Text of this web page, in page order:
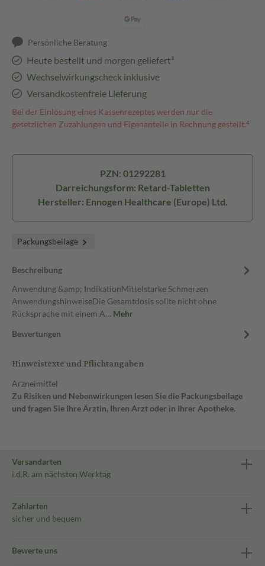
Persönliche Beratung
Heute bestellt und morgen geliefert³
Wechselwirkungscheck inklusive
Versandkostenfreie Lieferung
Bei der Einlösung eines Kassenrezeptes werden nur die
gesetzlichen Zuzahlungen und Eigenanteile in Rechnung gestellt.⁴
PZN: 01292281
Darreichungsform: Retard-Tabletten
Hersteller: Ennogen Healthcare (Europe) Ltd.
Packungsbeilage
Beschreibung
Anwendung &amp; IndikationMittelstarke Schmerzen
AnwendungshinweiseDie Gesamtdosis sollte nicht ohne
Rücksprache mit einem A… Mehr
Bewertungen
Hinweistexte und Pflichtangaben
Arzneimittel
Zu Risiken und Nebenwirkungen lesen Sie die Packungsbeilage
und fragen Sie Ihre Ärztin, Ihren Arzt oder in Ihrer Apotheke.
Versandarten
i.d.R. am nächsten Werktag
Zahlarten
sicher und bequem
Bewerte uns